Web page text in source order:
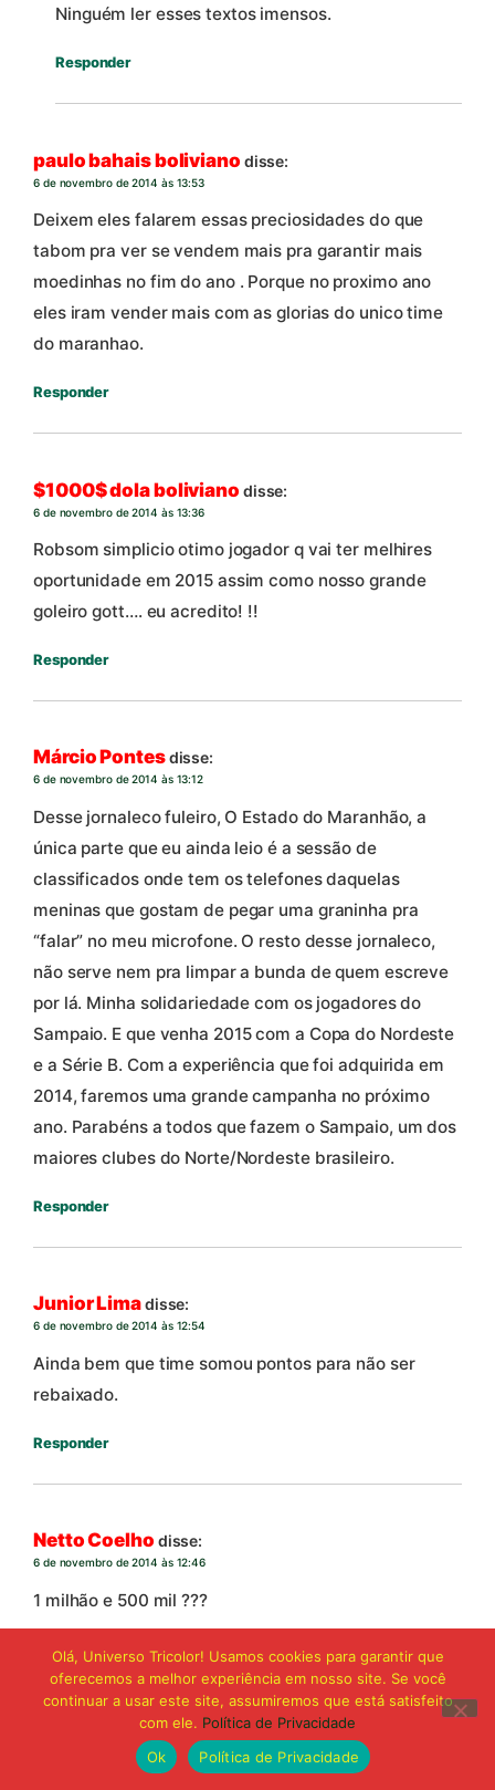
Ninguém ler esses textos imensos.
Responder
paulo bahais boliviano disse:
6 de novembro de 2014 às 13:53
Deixem eles falarem essas preciosidades do que
tabom pra ver se vendem mais pra garantir mais
moedinhas no fim do ano . Porque no proximo ano
eles iram vender mais com as glorias do unico time
do maranhao.
Responder
$1000$ dola boliviano disse:
6 de novembro de 2014 às 13:36
Robsom simplicio otimo jogador q vai ter melhires
oportunidade em 2015 assim como nosso grande
goleiro gott…. eu acredito! !!
Responder
Márcio Pontesdisse:
6 de novembro de 2014 às 13:12
Desse jornaleco fuleiro, O Estado do Maranhão, a
única parte que eu ainda leio é a sessão de
classificados onde tem os telefones daquelas
meninas que gostam de pegar uma graninha pra
“falar” no meu microfone. O resto desse jornaleco,
não serve nem pra limpar a bunda de quem escreve
por lá. Minha solidariedade com os jogadores do
Sampaio. E que venha 2015 com a Copa do Nordeste
e a Série B. Com a experiência que foi adquirida em
2014, faremos uma grande campanha no próximo
ano. Parabéns a todos que fazem o Sampaio, um dos
maiores clubes do Norte/Nordeste brasileiro.
Responder
Junior Limadisse:
6 de novembro de 2014 às 12:54
Ainda bem que time somou pontos para não ser
rebaixado.
Responder
Netto Coelho disse:
6 de novembro de 2014 às 12:46
1 milhão e 500 mil ???
Essas matérias do globo esporte vou te contar só
tem jornalista amador, que deve receber a
informação e postar logo ai ai ai… tem time da serie
A que a folha não cega nem a isso.
Olá, Universo Tricolor! Usamos cookies para garantir que
oferecemos a melhor experiência em nosso site. Se você
continuar a usar este site, assumiremos que está satisfeito
com ele. Política de Privacidade
Ok
Política de Privacidade